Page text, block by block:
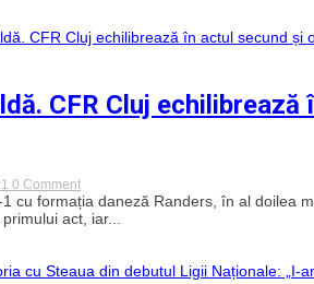
CFR Cluj
0 Commenton
Una
rece,
alta
Cluj
cu formația daneză Randers, în al doilea
act, iar...